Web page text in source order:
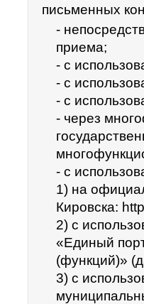
письменных
-
приема;
- с
- с
- с
- через
- с
1) на
Кировска:
2) с
«Единый
(функций)»
3) с